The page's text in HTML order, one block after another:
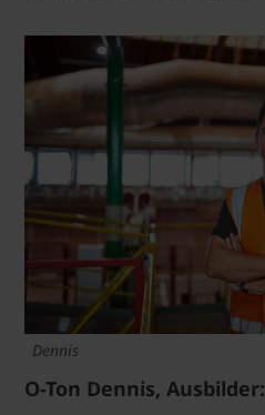
Dennis
O-Ton Dennis, Ausbilder: